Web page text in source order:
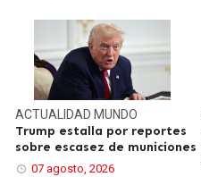
ACTUALIDAD MUNDO
Trump estalla por reportes
sobre escasez de municiones
07 agosto, 2026